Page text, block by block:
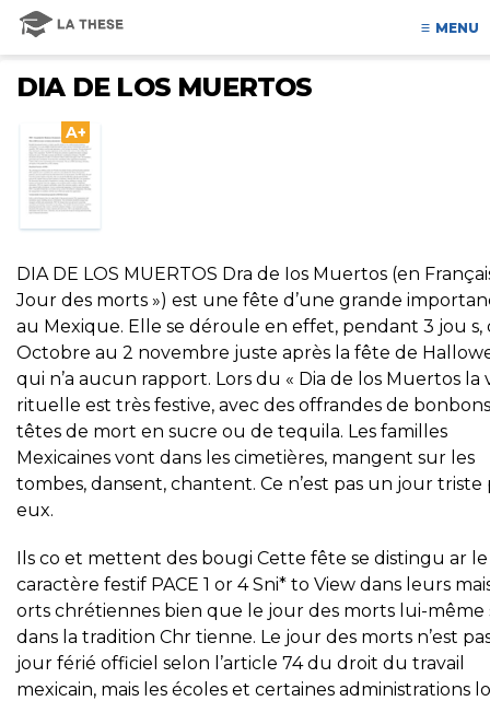
MENU
DIA DE LOS MUERTOS
A+
DIA DE LOS MUERTOS Dra de Ios Muertos (en
Jour des morts ») est une fête d’une grande
au Mexique. Elle se déroule en effet, pendant 3 jou s,
Octobre au 2 novembre juste après la fête de
qui n’a aucun rapport. Lors du « Dia de los Muertos la
rituelle est très festive, avec des offrandes de
têtes de mort en sucre ou de tequila. Les familles
Mexicaines vont dans les cimetières, mangent sur les
tombes, dansent, chantent. Ce n’est pas un jour
eux.
Ils co et mettent des bougi Cette fête se distingu ar le
caractère festif PACE 1 or 4 Sni* to View dans leurs
orts chrétiennes bien que le jour des morts lui-même
dans la tradition Chr tienne. Le jour des morts n’est
jour férié officiel selon l’article 74 du droit du travail
mexicain, mais les écoles et certaines administrations